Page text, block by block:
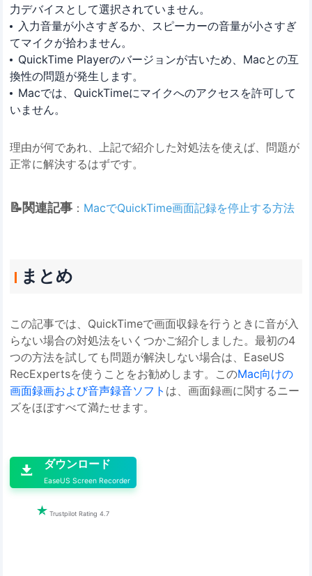
力デバイスとして選択されていません。
入力音量が小さすぎるか、スピーカーの音量が小さすぎ
てマイクが拾わません。
QuickTime Playerのバージョンが古いため、Macとの互
換性の問題が発生します。
Macでは、QuickTimeにマイクへのアクセスを許可して
いません。
理由が何であれ、上記で紹介した対処法を使えば、問題が
正常に解決するはずです。
📝関連記事 ： MacでQuickTime画面記録を停止する方法
まとめ
この記事では、QuickTimeで画面収録を行うときに音が入
らない場合の対処法をいくつかご紹介しました。最初の4
つの方法を試しても問題が解決しない場合は、EaseUS
RecExpertsを使うことをお勧めします。このMac向けの
画面録画および音声録音ソフト は、画面録画に関するニー
ズをほぼすべて満たせます。
 ダウンロード
EaseUS Screen Recorder
 Trustpilot Rating 4.7